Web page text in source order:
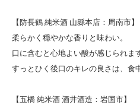
【防長鶴 純米酒 山縣本店：周南市】
柔らかく穏やかな香りと味わい。
口に含むと心地よい酸が感じられま
すっとひく後口のキレの良さは、食
【五橋 純米酒 酒井酒造：岩国市】